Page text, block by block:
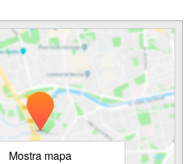
Mostra mapa